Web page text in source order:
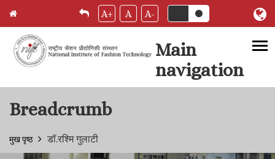
A+ A A-
Main
navigation
Breadcrumb
मुख पृष्ठ डॉ.रश्मि गुलाटी